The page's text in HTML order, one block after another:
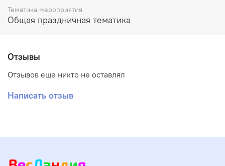
Тематика мероприятия
Общая праздничная тематика
Отзывы
Отзывов еще никто не оставлял
Написать отзыв